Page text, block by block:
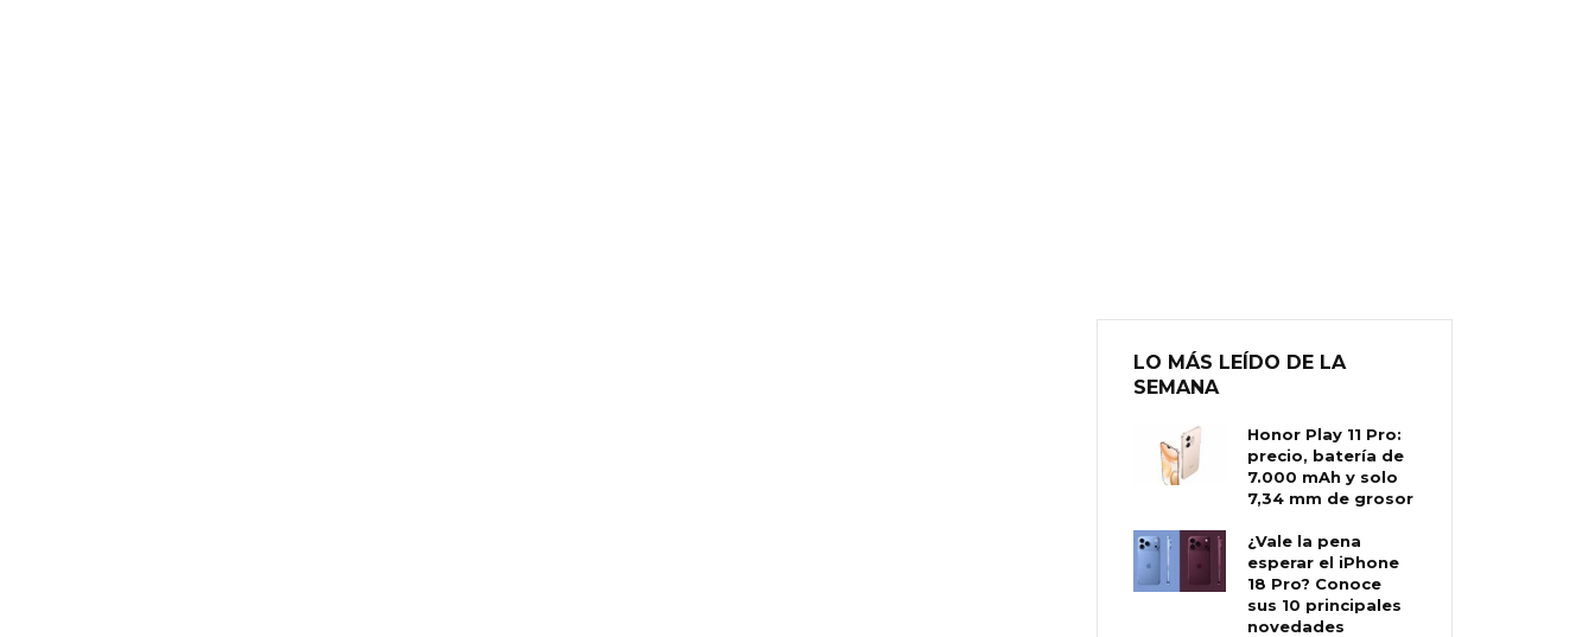
LO MÁS LEÍDO DE LA
SEMANA
Honor Play 11 Pro:
precio, batería de
7.000 mAh y solo
7,34 mm de grosor
¿Vale la pena
esperar el iPhone
18 Pro? Conoce
sus 10 principales
novedades